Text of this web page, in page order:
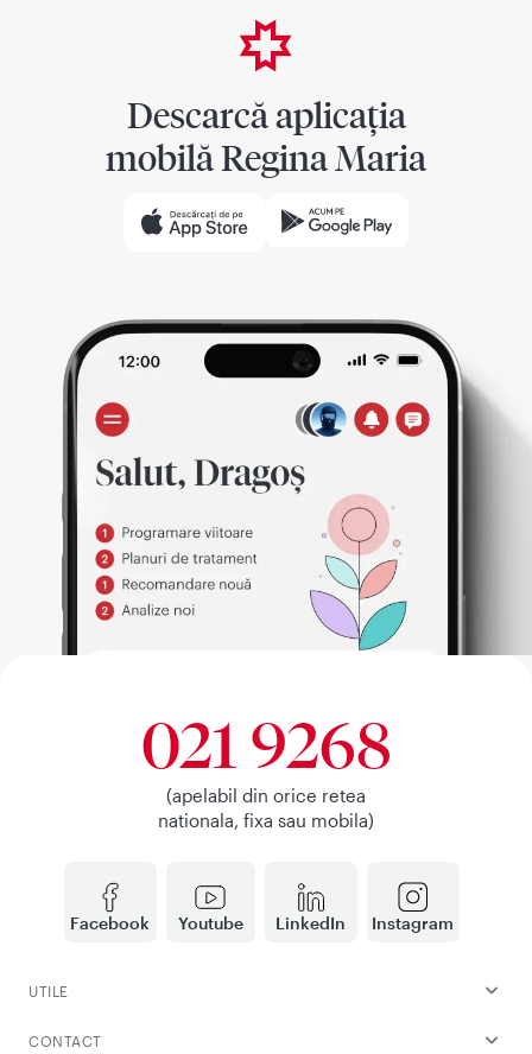
Descarcă aplicația
mobilă Regina Maria
Facebook Youtube LinkedIn Instagram
021 9268
(apelabil din orice retea
nationala, fixa sau mobila)
UTILE
CONTACT